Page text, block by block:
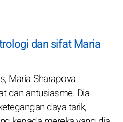
dan sifat Maria
Maria Sharapova
dan antusiasme. Dia
daya tarik,